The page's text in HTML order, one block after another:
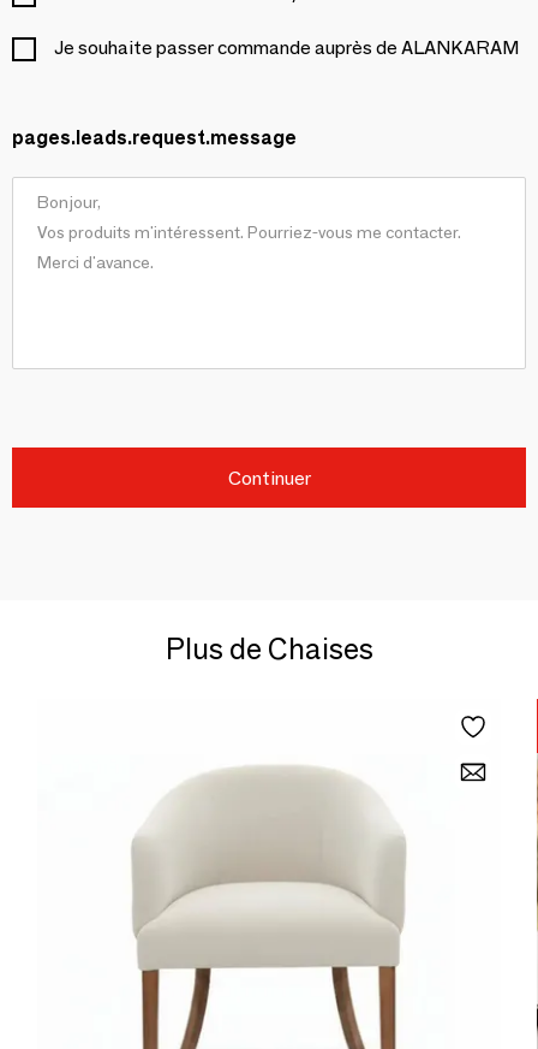
Je souhaite passer commande auprès de ALANKARAM
pages.leads.request.message
Continuer
Plus de Chaises